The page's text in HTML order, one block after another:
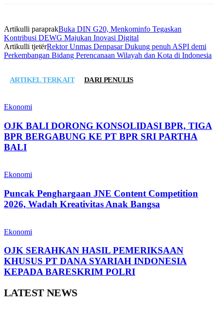
Artikulli paraprakBuka DIN G20, Menkominfo Tegaskan
Kontribusi DEWG Majukan Inovasi Digital
Artikulli tjetërRektor Unmas Denpasar Dukung penuh ASPI demi
Perkembangan Bidang Perencanaan Wilayah dan Kota di Indonesia
ARTIKEL TERKAIT DARI PENULIS
Ekonomi
OJK BALI DORONG KONSOLIDASI BPR, TIGA
BPR BERGABUNG KE PT BPR SRI PARTHA
BALI
Ekonomi
Puncak Penghargaan JNE Content Competition
2026, Wadah Kreativitas Anak Bangsa
Ekonomi
OJK SERAHKAN HASIL PEMERIKSAAN
KHUSUS PT DANA SYARIAH INDONESIA
KEPADA BARESKRIM POLRI
LATEST NEWS